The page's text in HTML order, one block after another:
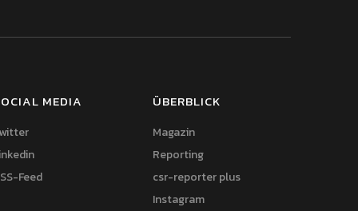
MEDIA
Feed
ÜBERBLICK
Magazin
Reporting
csr-reporter plus
Instagram